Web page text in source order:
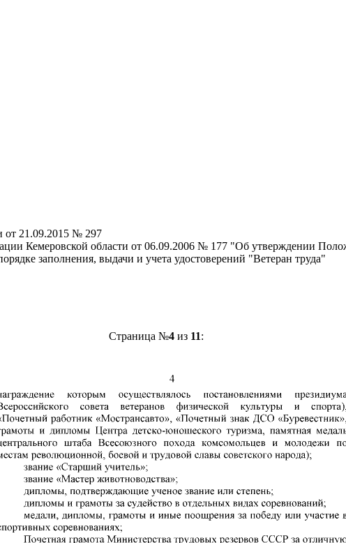
от 21.09.2015 № 297
Кемеровской области от 06.09.2006 № 177 "Об утверждении
заполнения, выдачи и учета удостоверений "Ветеран труда"
Страница №4 из 11: